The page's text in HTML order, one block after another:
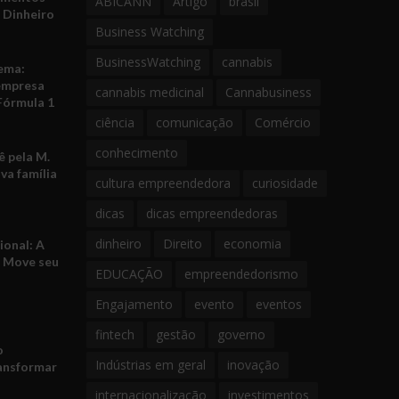
Dinheiro
1
pela M.
família
A
seu
Business Watching
BusinessWatching
cannabis
cannabis medicinal
Cannabusiness
ciência
comunicação
Comércio
conhecimento
cultura empreendedora
curiosidade
dicas
dicas empreendedoras
dinheiro
Direito
economia
EDUCAÇÃO
empreendedorismo
Engajamento
evento
eventos
fintech
gestão
governo
Indústrias em geral
inovação
internacionalização
investimentos